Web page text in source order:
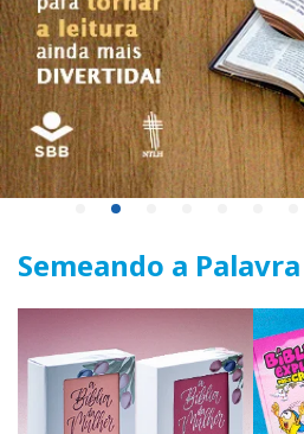
Semeando a Palavra